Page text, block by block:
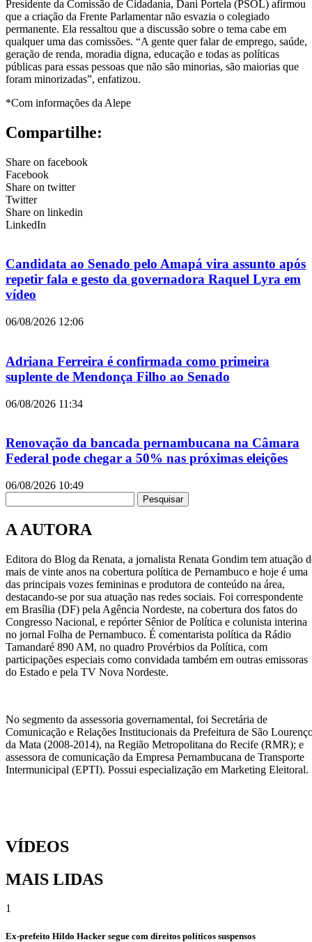
Presidente da Comissão de Cidadania, Dani Portela (PSOL) afirmou
que a criação da Frente Parlamentar não esvazia o colegiado
permanente. Ela ressaltou que a discussão sobre o tema cabe em
qualquer uma das comissões. “A gente quer falar de emprego, saúde,
geração de renda, moradia digna, educação e todas as políticas
públicas para essas pessoas que não são minorias, são maiorias que
foram minorizadas”, enfatizou.
*Com informações da Alepe
Compartilhe:
Share on facebook
Facebook
Share on twitter
Twitter
Share on linkedin
LinkedIn
Candidata ao Senado pelo Amapá vira assunto após
repetir fala e gesto da governadora Raquel Lyra em
vídeo
06/08/2026 12:06
Adriana Ferreira é confirmada como primeira
suplente de Mendonça Filho ao Senado
06/08/2026 11:34
Renovação da bancada pernambucana na Câmara
Federal pode chegar a 50% nas próximas eleições
06/08/2026 10:49
Pesquisar
A AUTORA
Editora do Blog da Renata, a jornalista Renata Gondim tem atuação
mais de vinte anos na cobertura política de Pernambuco e hoje é uma
das principais vozes femininas e produtora de conteúdo na área,
destacando-se por sua atuação nas redes sociais. Foi correspondente
em Brasília (DF) pela Agência Nordeste, na cobertura dos fatos do
Congresso Nacional, e repórter Sênior de Política e colunista interina
no jornal Folha de Pernambuco. É comentarista política da Rádio
Tamandaré 890 AM, no quadro Provérbios da Política, com
participações especiais como convidada também em outras emissoras
do Estado e pela TV Nova Nordeste.
No segmento da assessoria governamental, foi Secretária de
Comunicação e Relações Institucionais da Prefeitura de São
da Mata (2008-2014), na Região Metropolitana do Recife (RMR); e
assessora de comunicação da Empresa Pernambucana de Transporte
Intermunicipal (EPTI). Possui especialização em Marketing Eleitoral.
VÍDEOS
MAIS LIDAS
1
Ex-prefeito Hildo Hacker segue com direitos políticos suspensos